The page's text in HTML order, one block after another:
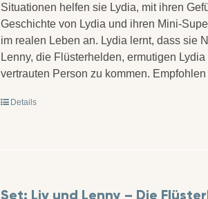
Situationen helfen sie Lydia, mit ihren
Geschichte von Lydia und ihren Mini-
im realen Leben an. Lydia lernt, dass sie
Lenny, die Flüsterhelden, ermutigen
vertrauten Person zu kommen.
Details
Set: Liv und Lenny – Die